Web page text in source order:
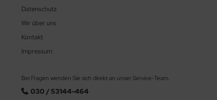
Datenschutz
Wir über uns
Kontakt
Impressum
Bei Fragen wenden Sie sich direkt an unser Service-Team.
030 / 53144-464